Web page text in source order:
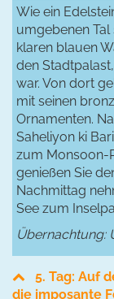
Wie ein
umgebenen
klaren blauen
den
war. Von dort
mit seinen
Ornamenten.
Saheliyon ki
zum Monsoon-
genießen Sie
Nachmittag
See zum
Übernachtung:
5. Tag: Auf
die imposante